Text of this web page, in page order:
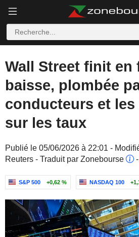
Wall Street finit en
baisse, plombée
conducteurs et les
sur les taux
Publié le 05/06/2026 à 22:01 -
Reuters - Traduit par Zonebourse
-
S&P 500 +0,62 % NASDAQ 100